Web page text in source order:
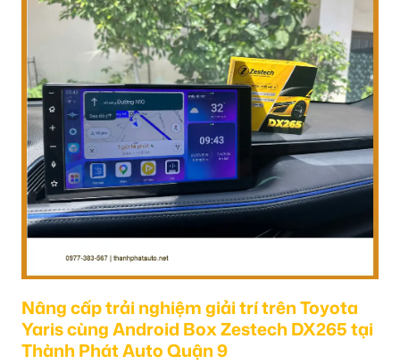
Nâng cấp trải nghiệm giải trí trên Toyota
Yaris cùng Android Box Zestech DX265 tại
Thành Phát Auto Quận 9